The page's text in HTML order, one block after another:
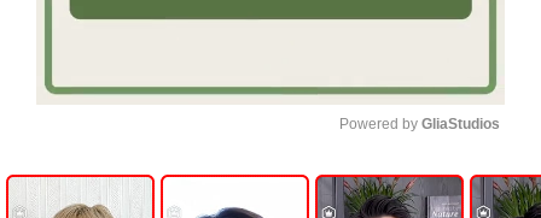
U
n
Powered by GliaStudios